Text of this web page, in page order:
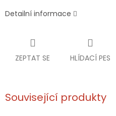
Detailní informace
ZEPTAT SE HLÍDACÍ PES
Související produkty